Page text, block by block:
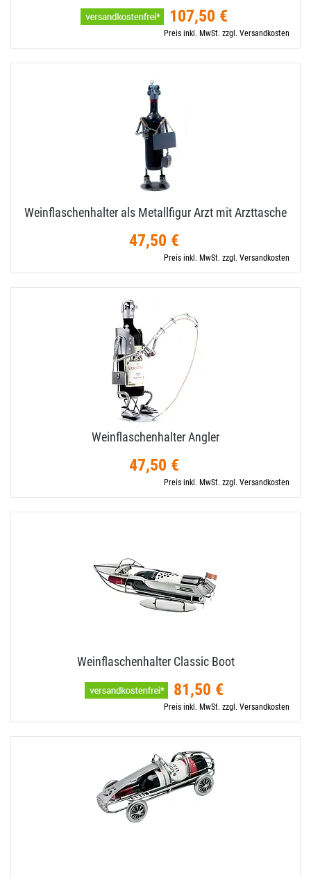
107,50 €
Preis inkl. MwSt. zzgl. Versandkosten
Weinflaschenhalter als Metallfigur Arzt mit Arzttasche
47,50 €
Preis inkl. MwSt. zzgl. Versandkosten
Weinflaschenhalter Angler
47,50 €
Preis inkl. MwSt. zzgl. Versandkosten
Weinflaschenhalter Classic Boot
81,50 €
Preis inkl. MwSt. zzgl. Versandkosten